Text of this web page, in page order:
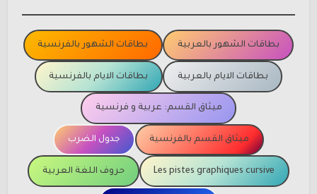
بطاقات الشهور بالعربية بطاقات الشهور بالفرنسية
بطاقات الايام بالعربية بطاقات الايام بالفرنسية
ميثاق القسم: عربية و فرنسية
ميثاق القسم بالفرنسية جدول الضرب
Les pistes graphiques cursive حروف اللغة العربية